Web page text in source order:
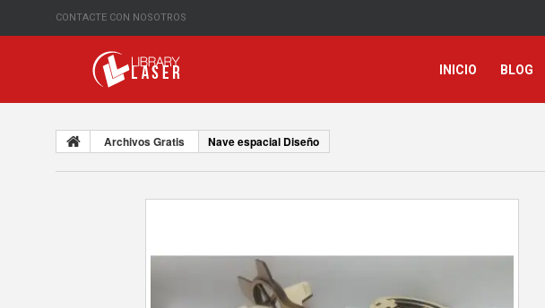
CONTACTE CON NOSOTROS
INICIO BLOG
Archivos Gratis Nave espacial Diseño